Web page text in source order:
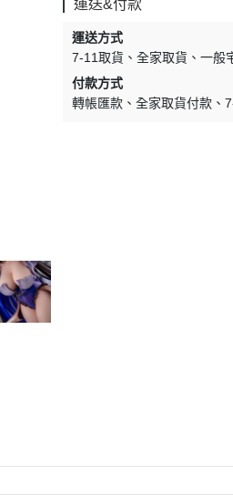
THREE ZERO 系列
造型大師 竹谷隆之
運送&付款
運送方式
7-11取貨
全家取貨
一般
付款方式
轉帳匯款
全家取貨付款